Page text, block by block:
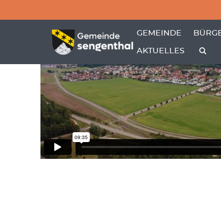
GEMEINDE
ZEIGE MENÜ-
AKTUELLES